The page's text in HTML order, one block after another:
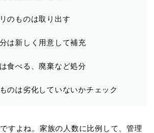
のものは取り出す
は新しく用意して補充
食べる、廃棄など処分
のは劣化していないかチェック
すよね。家族の人数に比例して、管理